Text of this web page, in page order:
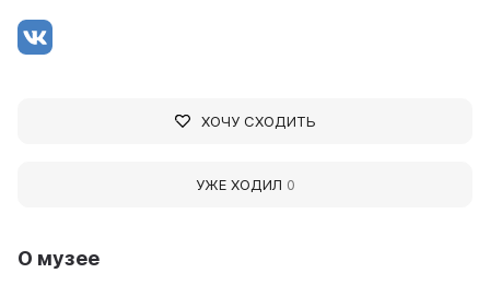
О музее
ХОЧУ СХОДИТЬ
УЖЕ ХОДИЛ 0